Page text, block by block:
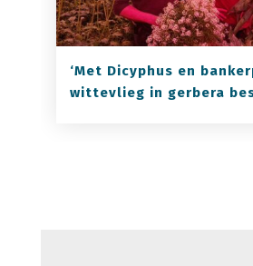
‘Met Dicyphus en
wittevlieg in gerbera